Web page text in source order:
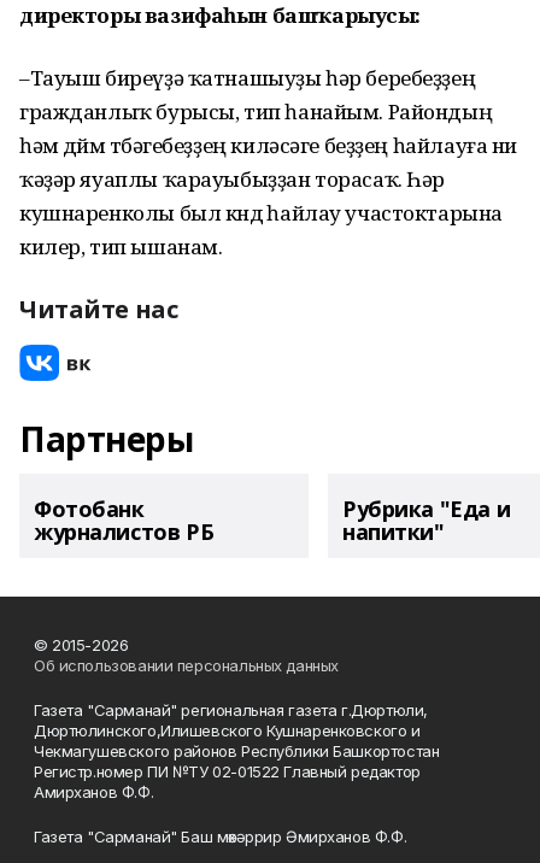
директоры вазифаһын башҡарыусы:
–Тауыш биреүҙә ҡатнашыуҙы һәр беребеҙҙең
гражданлыҡ бурысы, тип һанайым. Райондың
һәм дөйөм төбәгебеҙҙең киләсәге беҙҙең һайлауға ни
ҡәҙәр яуаплы ҡарауыбыҙҙан торасаҡ. Һәр
кушнаренколы был көндө һайлау участоктарына
килер, тип ышанам.
Читайте нас
Партнеры
Фотобанк
журналистов РБ
Рубрика "Еда и
напитки"
© 2015-2026
Об использовании персональных данных
Газета "Сарманай" региональная газета г.Дюртюли,
Дюртюлинского,Илишевского Кушнаренковского и
Чекмагушевского районов Республики Башкортостан
Регистр.номер ПИ №ТУ 02-01522 Главный редактор
Амирханов Ф.Ф.
Газета "Сарманай" Баш мөхәррир Әмирханов Ф.Ф.